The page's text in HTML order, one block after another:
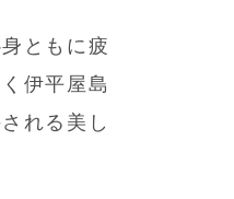
ともに疲
伊平屋島
れる美し